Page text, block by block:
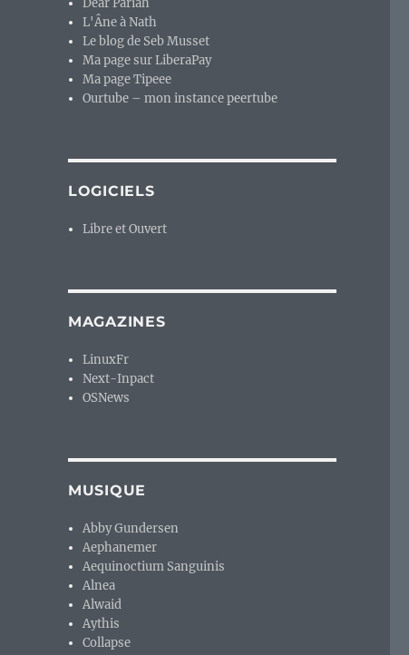
Dear Pariah
L'Âne à Nath
Le blog de Seb Musset
Ma page sur LiberaPay
Ma page Tipeee
Ourtube – mon instance peertube
LOGICIELS
Libre et Ouvert
MAGAZINES
LinuxFr
Next-Inpact
OSNews
MUSIQUE
Abby Gundersen
Aephanemer
Aequinoctium Sanguinis
Alnea
Alwaid
Aythis
Collapse